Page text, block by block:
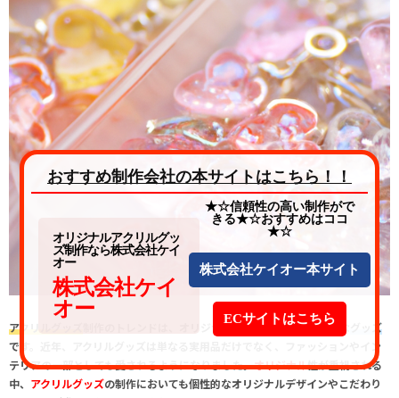
アクリルグッズ オリジナルのデザインとカラフル
グッズ
です。近年、
は単なる実用品だけでなく、ファッションやイン
テリアの一部としても愛されるようになりました。オリジナル性が重視される
中、 アクリルグッズの制作においても個性的なオリジナルデザインやこだわり
おすすめ制作会社の本サイトはこちら！！
オリジナルアクリルグッ
ズ制作なら株式会社ケイ
オー
株式会社ケイ
オー
★☆信頼性の高い制作がで
きる★☆おすすめはココ
★☆
株式会社ケイオー本サイト
ECサイトはこちら